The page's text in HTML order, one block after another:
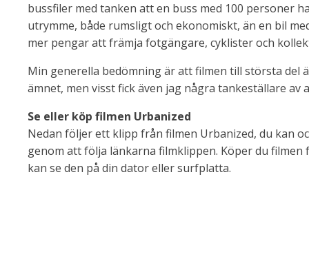
bussfiler med tanken att en buss med 100 personer
utrymme, både rumsligt och ekonomiskt, än en bil
mer pengar att främja fotgängare, cyklister och
Min generella bedömning är att filmen till största del
ämnet, men visst fick även jag några tankeställare av
Se eller köp filmen Urbanized
Nedan följer ett klipp från filmen Urbanized, du kan
genom att följa länkarna filmklippen. Köper du filmen
kan se den på din dator eller surfplatta.